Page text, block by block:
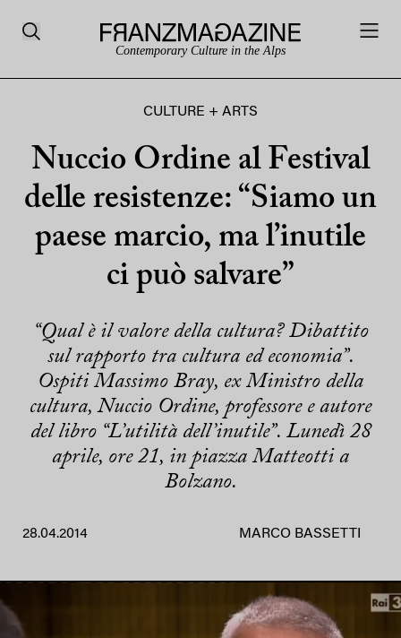
Contemporary Culture in the Alps
CULTURE + ARTS
Nuccio Ordine al Festival
delle resistenze: “Siamo un
paese marcio, ma l’inutile
ci può salvare”
“Qual è il valore della cultura? Dibattito
sul rapporto tra cultura ed economia”.
Ospiti Massimo Bray, ex Ministro della
cultura, Nuccio Ordine, professore e autore
del libro “L’utilità dell’inutile”. Lunedì 28
aprile, ore 21, in piazza Matteotti a
Bolzano.
28.04.2014 MARCO BASSETTI